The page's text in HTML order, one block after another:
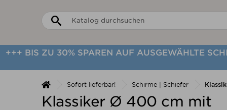
+++ BIS ZU 30% SPAREN AUF AUSGEWÄHLTE
Sofort lieferbar! Schirme | Schiefer
Klassiker Ø 400 cm mit